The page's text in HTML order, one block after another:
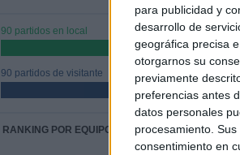
para publicidad y
desarrollo de
geográfica precisa
otorgarnos su
previamente
preferencias antes
datos personales
procesamiento.
consentimiento en
90 partidos en local
50%
90 partidos de visitante
RANKING POR EQUIPOS